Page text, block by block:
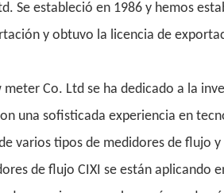
Se estableció en 1986 y hemos
y obtuvo la licencia de
meter Co. Ltd se ha dedicado a la
una sofisticada experiencia en
varios tipos de medidores de flujo
de flujo CIXI se están aplicando